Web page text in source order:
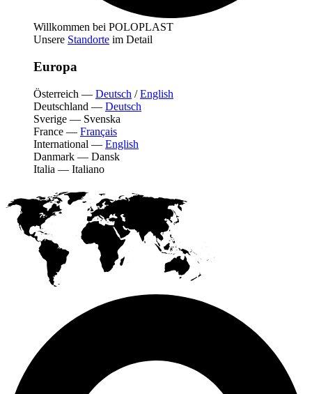
Willkommen bei POLOPLAST
Unsere Standorte im Detail
Europa
Österreich — Deutsch /English
Deutschland — Deutsch
Sverige — Svenska
France — Français
International — English
Danmark — Dansk
Italia — Italiano